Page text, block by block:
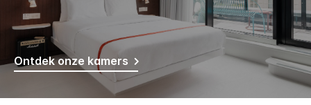
Ontdek onze kamers